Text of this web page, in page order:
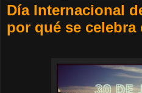
Día Internacional
por qué se celebra